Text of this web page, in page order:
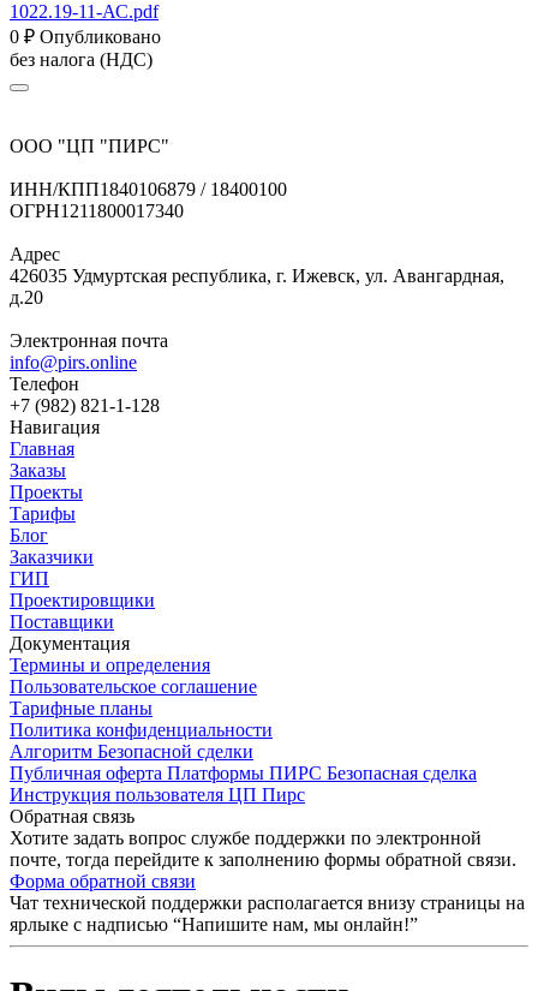
1022.19-11-АС.pdf
0 ₽ Опубликовано
без налога (НДС)
ООО "ЦП "ПИРС"
ИНН/КПП1840106879 / 18400100
ОГРН1211800017340
Адрес
426035 Удмуртская республика, г. Ижевск, ул. Авангардная,
д.20
Электронная почта
info@pirs.online
Телефон
+7 (982) 821-1-128
Навигация
Главная
Заказы
Проекты
Тарифы
Блог
Заказчики
ГИП
Проектировщики
Поставщики
Документация
Термины и определения
Пользовательское соглашение
Тарифные планы
Политика конфиденциальности
Алгоритм Безопасной сделки
Публичная оферта Платформы ПИРС Безопасная сделка
Инструкция пользователя ЦП Пирс
Обратная связь
Хотите задать вопрос службе поддержки по электронной
почте, тогда перейдите к заполнению формы обратной связи.
Форма обратной связи
Чат технической поддержки располагается внизу страницы на
ярлыке с надписью “Напишите нам, мы онлайн!”